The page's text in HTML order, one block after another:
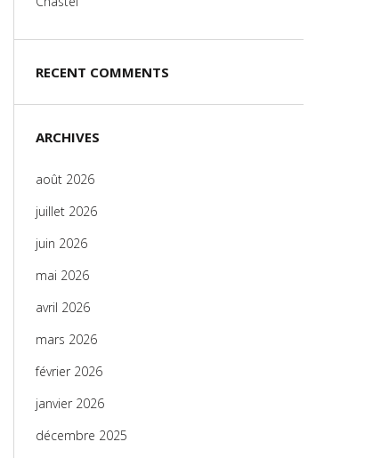
RECENT COMMENTS
ARCHIVES
août 2026
juillet 2026
juin 2026
mai 2026
avril 2026
mars 2026
février 2026
janvier 2026
décembre 2025